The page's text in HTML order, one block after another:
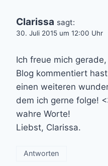
Clarissa sagt:
30. Juli 2015 um 12:00 Uhr
Ich freue mich
Blog kommentiert
einen weiteren
dem ich gerne folge!
wahre Worte!
Liebst, Clarissa.
Antworten